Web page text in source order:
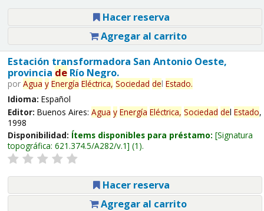
Hacer reserva
Agregar al carrito
Estación transformadora San Antonio Oeste,
provincia deRío Negro.
por Agua y Energía Eléctrica, Sociedad del Estado.
Idioma: Español
Editor: Buenos Aires: Agua y Energía Eléctrica, Sociedad del Estado,
1998
Disponibilidad: Ítems disponibles para préstamo: Signatura
topográfica: 621.374.5/A282/v.1 (1).
Hacer reserva
Agregar al carrito